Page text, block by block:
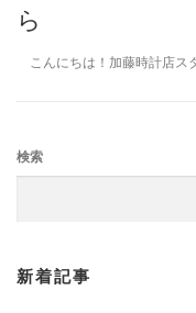
ら
こんにちは！加藤時計店ス
検索
新着記事